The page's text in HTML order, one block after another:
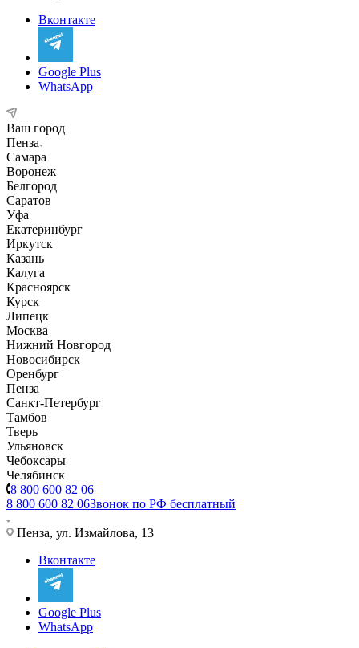
Вконтакте
Google Plus
WhatsApp
Ваш город
Пенза
Самара
Воронеж
Белгород
Саратов
Уфа
Екатеринбург
Иркутск
Казань
Калуга
Красноярск
Курск
Липецк
Москва
Нижний Новгород
Новосибирск
Оренбург
Пенза
Санкт-Петербург
Тамбов
Тверь
Ульяновск
Чебоксары
Челябинск
8 800 600 82 06
8 800 600 82 06Звонок по РФ бесплатный
Пенза, ул. Измайлова, 13
Вконтакте
Google Plus
WhatsApp